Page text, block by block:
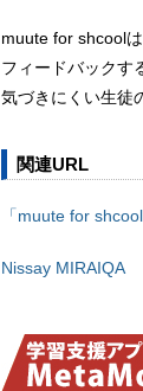
muute for shcool
フィードバックす
気づきにくい生徒
関連URL
「muute for shcool
Nissay MIRAIQA